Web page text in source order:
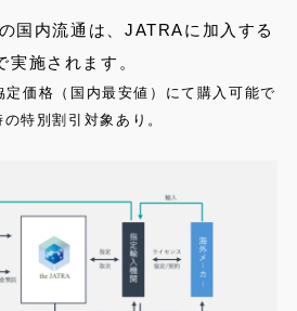
国内流通は、JATRAに加入する
施されます。
価格（国内最安値）にて購入可能で
特別割引対象あり。